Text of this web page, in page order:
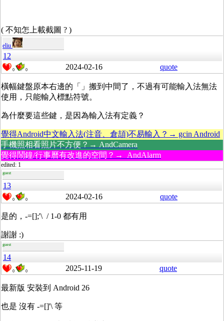
( 不知怎上載截圖 ? )
eliu
12
0 0 2024-02-16 quote
橫幅鍵盤原本右邊的「」搬到中間了，不過有可能輸入法無法
使用，只能輸入標點符號。
為什麼要這些鍵，是因為輸入法有定義？
覺得Android中文輸入法(注音、倉頡)不易輸入？→ gcin Android
手機照相看照片不方便？→ AndCamera
覺得鬧鐘/行事曆有改進的空間？→ AndAlarm
edited: 1
guest
13
0 0 2024-02-16 quote
是的，-=[];'\ / 1-0 都有用
謝謝 :)
guest
14
0 0 2025-11-19 quote
最新版 安裝到 Android 26
也是 沒有 -=[]'\ 等